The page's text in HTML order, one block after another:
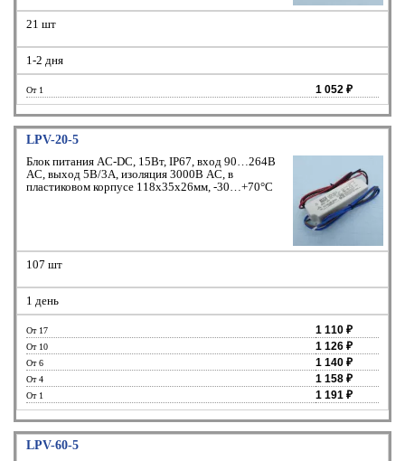
21 шт
1-2 дня
От 1 1 052 ₽
LPV-20-5
Блок питания AC-DC, 15Вт, IP67, вход 90…264В
AC, выход 5В/3A, изоляция 3000В AC, в
пластиковом корпусе 118х35х26мм, -30…+70°С
107 шт
1 день
От 17 1 110 ₽
От 10 1 126 ₽
От 6 1 140 ₽
От 4 1 158 ₽
От 1 1 191 ₽
LPV-60-5